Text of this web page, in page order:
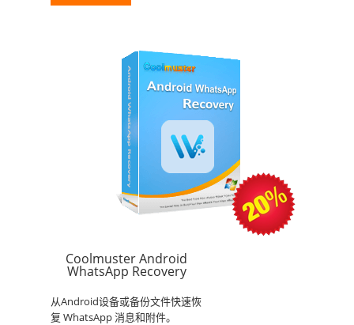
Coolmuster Android
WhatsApp Recovery
从Android设备或备份文件快速恢
复 WhatsApp 消息和附件。